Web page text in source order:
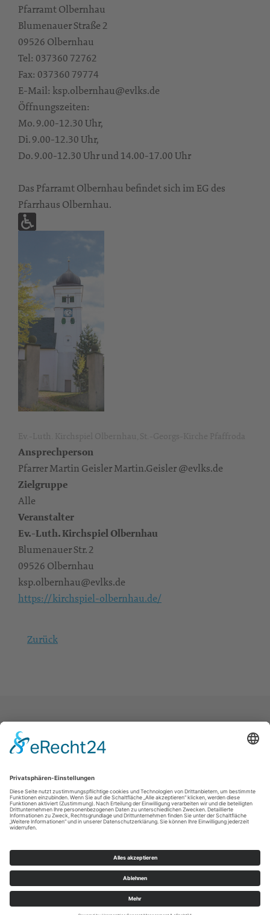
Pfarramt Olbernhau
Blumenauer Straße 2
09526 Olbernhau
Tel: 037360 72762
Fax: 037360 79774
E-Mail: ksp.olbernhau@evlks.de
Öffnungszeiten:
Mo. 9.00-12.30 Uhr,
Di. 9.00-12.30 Uhr,
Do. 9.00-12.30 Uhr und 14.00-17.00 Uhr
Das Pfarramt Olbernhau befindet sich im EG des
Pfarrhaus Olbernhau.
Ansprechperson
Pfarrer Martin Geisler Martin.Geisler @evlks.de
Zielgruppe
Alle
Veranstalter
Ev.-Luth. Kirchspiel Olbernhau
Blumenauer Str. 2
09526 Olbernhau
ksp.olbernhau@evlks.de
https://kirchspiel-olbernhau.de/
Zurück
Landeskirche Kontakt
Intern
© Kirchspiel Olbernhau 2026